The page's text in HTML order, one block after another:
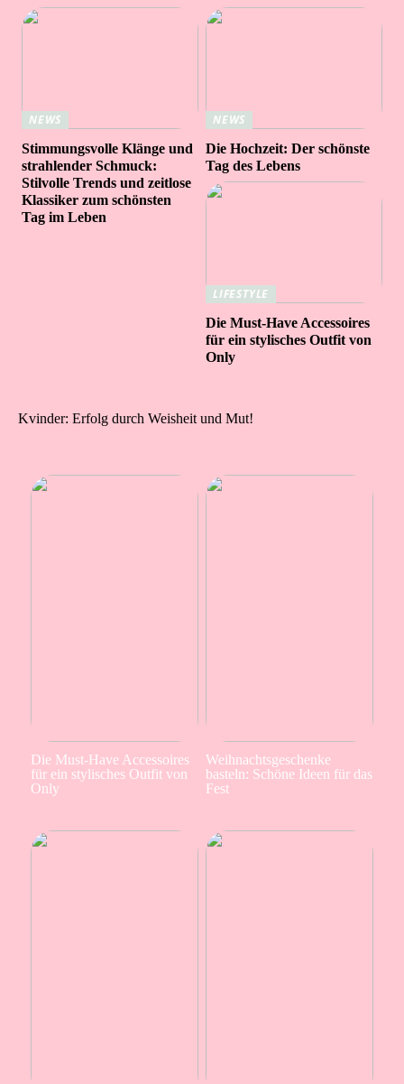
NEWS
Stimmungsvolle Klänge und
strahlender Schmuck:
Stilvolle Trends und zeitlose
Klassiker zum schönsten
Tag im Leben
NEWS
Die Hochzeit: Der schönste
Tag des Lebens
LIFESTYLE
Die Must-Have Accessoires
für ein stylisches Outfit von
Only
Kvinder: Erfolg durch Weisheit und Mut!
Die Must-Have Accessoires
für ein stylisches Outfit von
Only
Weihnachtsgeschenke
basteln: Schöne Ideen für das
Fest